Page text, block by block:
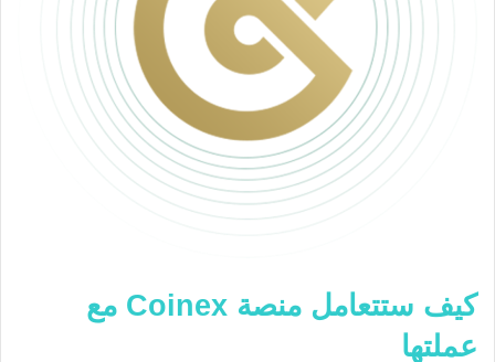
كيف ستتعامل منصة Coinex مع
عملتها